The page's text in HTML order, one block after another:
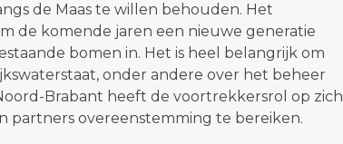
de Maas te willen behouden. Het
de komende jaren een nieuwe generatie
bomen in. Het is heel belangrijk om
onder andere over het beheer
Brabant heeft de voortrekkersrol op zich
overeenstemming te bereiken.